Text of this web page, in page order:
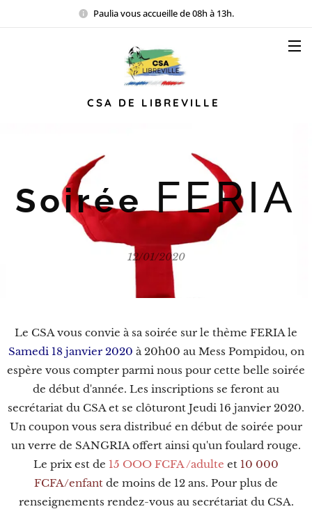
Paulia vous accueille de 08h à 13h.
CSA DE LIBREVILLE
Soirée FERIA
12/01/2020
Le CSA vous convie à sa soirée sur le thème FERIA le
Samedi 18 janvier 2020 à 20h00 au Mess Pompidou, on
espère vous compter parmi nous pour cette belle soirée
de début d'année. Les inscriptions se feront au
secrétariat du CSA et se clôturont Jeudi 16 janvier 2020.
Un coupon vous sera distribué en début de soirée pour
un verre de SANGRIA offert ainsi qu'un foulard rouge.
Le prix est de 15 OOO FCFA /adulte et 10 000
FCFA/enfant de moins de 12 ans. Pour plus de
renseignements rendez-vous au secrétariat du CSA.